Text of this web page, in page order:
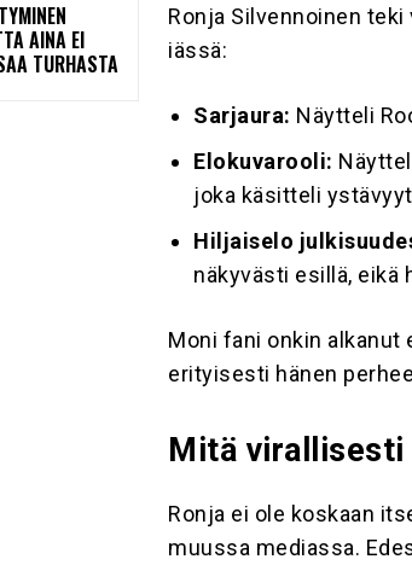
AINA EI
TURHASTA
Ronja Silvennoinen
iässä:
Sarjaura: Näytteli
Elokuvarooli:
joka käsitteli
Hiljaiselo
näkyvästi esillä, eikä
Moni fani onkin
erityisesti hänen
Mitä virallisesti
Ronja ei ole koskaan
muussa mediassa.